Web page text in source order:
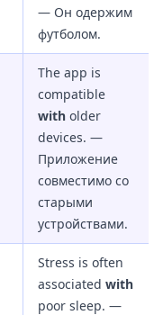
— Он одержим
футболом.
The app is
compatible
with older
devices. —
Приложение
совместимо со
старыми
устройствами.
Stress is often
associated with
poor sleep. —